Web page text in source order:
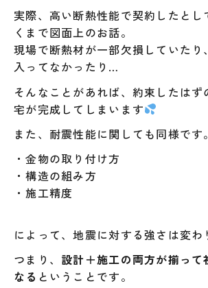
実際、高い断熱性能で契約したとし
くまで図面上のお話。
現場で断熱材が一部欠損していたり
入ってなかったり…
そんなことがあれば、約束したはず
宅が完成してしまいます
また、耐震性能に関しても同様です。
・金物の取り付け方
・構造の組み方
・施工精度
によって、地震に対する強さは変わ
つまり、 設計＋施工の両方が揃って
なる ということです。